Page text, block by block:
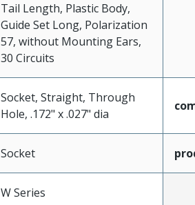
Tail Length, Plastic Body,
Guide Set Long, Polarization
57, without Mounting Ears,
30 Circuits
Socket, Straight, Through
Hole, .172" x .027" dia
Socket
W Series